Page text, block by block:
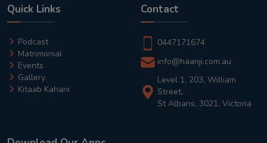
Quick Links
Podcast
Matrimonial
Events
Gallery
Kitaab Kahani
Contact
0447171674
info@haanji.com.au
Level 1, 203, William
Street,
St Albans, 3021, Victoria